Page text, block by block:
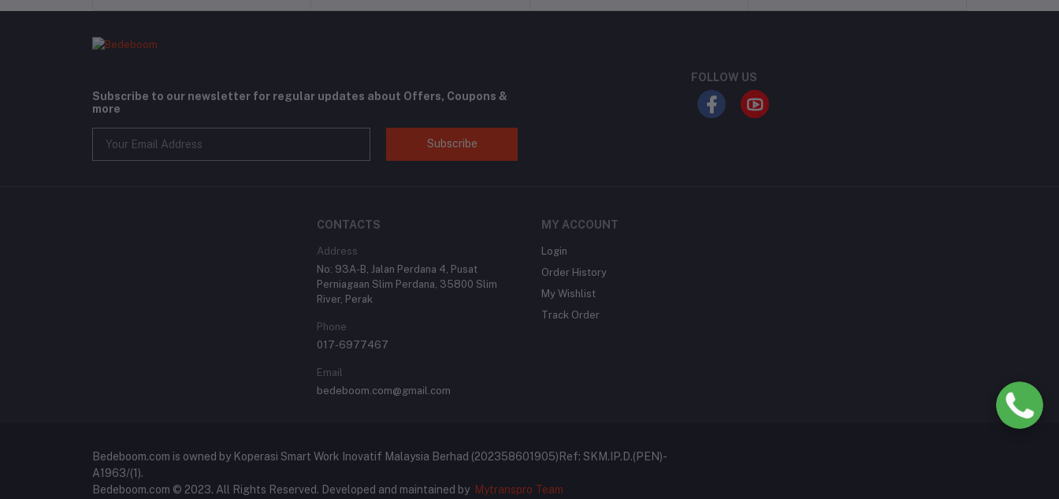
Subscribe to our newsletter for regular updates about Offers, Coupons &
more
Subscribe
FOLLOW US
CONTACTS
Address
No: 93A-B, Jalan Perdana 4, Pusat
Perniagaan Slim Perdana, 35800 Slim
River, Perak
Phone
017-6977467
Email
bedeboom.com@gmail.com
MY ACCOUNT
Login
Order History
My Wishlist
Track Order
Bedeboom.com is owned by Koperasi Smart Work Inovatif Malaysia Berhad (202358601905)Ref: SKM.IP.D.(PEN)-
A1963/(1).
Bedeboom.com © 2023. All Rights Reserved. Developed and maintained by Mytranspro Team